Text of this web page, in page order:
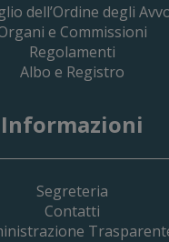
2026
dell’Ordine degli
e Commissioni
Regolamenti
Albo e Registro
Informazioni
Segreteria
Contatti